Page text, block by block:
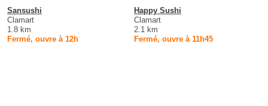
Sansushi
Clamart
1.8 km
Fermé, ouvre à 12h
Happy Sushi
Clamart
2.1 km
Fermé, ouvre à 11h45